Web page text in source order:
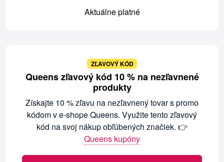
Aktuálne platné
ZĽAVOVÝ KÓD
Queens zľavový kód 10 % na nezľavnené
produkty
Získajte 10 % zľavu na nezľavnený tovar s promo
kódom v e-shope Queens. Využite tento zľavový
kód na svoj nákup obľúbených značiek. 👉
Queens kupóny